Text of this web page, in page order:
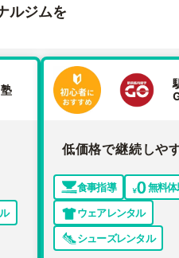
ルジムを
低価格で継続しや
食事指導
無料
ウェアレンタル
シューズレンタル